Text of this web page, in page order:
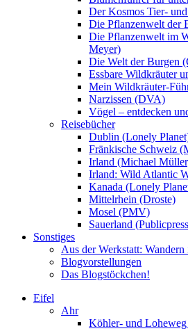
Der Kosmos Tier-
Die Pflanzenwelt der
Die Pflanzenwelt im
Meyer)
Die Welt der Burgen
Essbare Wildkräuter
Mein Wildkräuter-
Narzissen (DVA)
Vögel – entdecken
Reisebücher
Dublin (Lonely
Fränkische Schweiz
Irland (Michael
Irland: Wild Atlantic
Kanada (Lonely
Mittelrhein (Droste)
Mosel (PMV)
Sauerland
Sonstiges
Aus der Werkstatt:
Blogvorstellungen
Das Blogstöckchen!
Eifel
Ahr
Köhler- und Loheweg